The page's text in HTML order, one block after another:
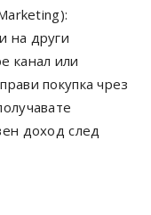
на други
канал или
покупка чрез
доход след